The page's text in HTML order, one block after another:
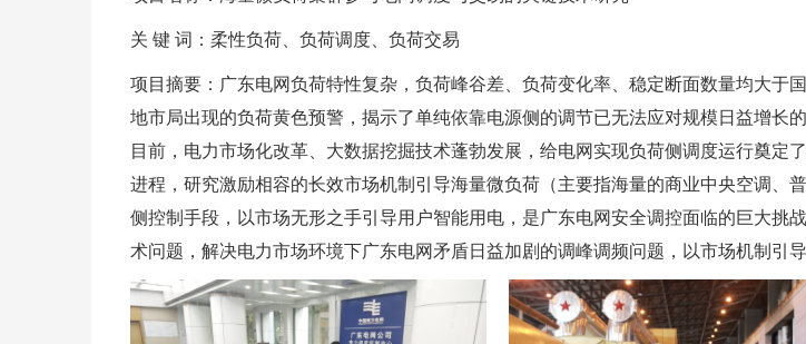
关 键 词：柔性负荷、负荷调度、负荷交易
项目摘要：广东电网负荷特性复杂，负荷峰谷差、负荷变化率、稳定断面数量均大于
地市局出现的负荷黄色预警，揭示了单纯依靠电源侧的调节已无法应对规模日益增长
目前，电力市场化改革、大数据挖掘技术蓬勃发展，给电网实现负荷侧调度运行奠
进程，研究激励相容的长效市场机制引导海量微负荷（主要指海量的商业中央空调
侧控制手段，以市场无形之手引导用户智能用电，是广东电网安全调控面临的巨大
术问题，解决电力市场环境下广东电网矛盾日益加剧的调峰调频问题，以市场机制引